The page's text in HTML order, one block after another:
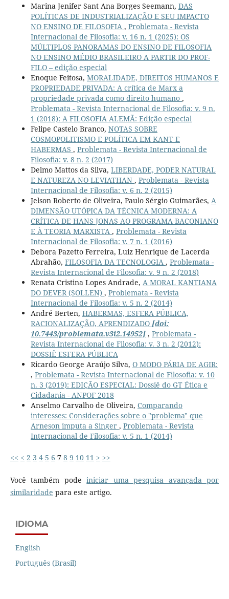
Marina Jenifer Sant Ana Borges Seemann, DAS
POLÍTICAS DE INDUSTRIALIZAÇÃO E SEU IMPACTO
NO ENSINO DE FILOSOFIA , Problemata - Revista
Internacional de Filosofia: v. 16 n. 1 (2025): OS
MÚLTIPLOS PANORAMAS DO ENSINO DE FILOSOFIA
NO ENSINO MÉDIO BRASILEIRO A PARTIR DO PROF-
FILO – edição especial
Enoque Feitosa, MORALIDADE, DIREITOS HUMANOS E
PROPRIEDADE PRIVADA: A crítica de Marx a
propriedade privada como direito humano ,
Problemata - Revista Internacional de Filosofia: v. 9 n.
1 (2018): A FILOSOFIA ALEMÃ: Edição especial
Felipe Castelo Branco, NOTAS SOBRE
COSMOPOLITISMO E POLÍTICA EM KANT E
HABERMAS , Problemata - Revista Internacional de
Filosofia: v. 8 n. 2 (2017)
Delmo Mattos da Silva, LIBERDADE, PODER NATURAL
E NATUREZA NO LEVIATHAN , Problemata - Revista
Internacional de Filosofia: v. 6 n. 2 (2015)
Jelson Roberto de Oliveira, Paulo Sérgio Guimarães, A
DIMENSÃO UTÓPICA DA TÉCNICA MODERNA: A
CRÍTICA DE HANS JONAS AO PROGRAMA BACONIANO
E À TEORIA MARXISTA , Problemata - Revista
Internacional de Filosofia: v. 7 n. 1 (2016)
Debora Pazetto Ferreira, Luiz Henrique de Lacerda
Abrahão, FILOSOFIA DA TECNOLOGIA , Problemata -
Revista Internacional de Filosofia: v. 9 n. 2 (2018)
Renata Cristina Lopes Andrade, A MORAL KANTIANA
DO DEVER (SOLLEN) , Problemata - Revista
Internacional de Filosofia: v. 5 n. 2 (2014)
André Berten, HABERMAS, ESFERA PÚBLICA,
RACIONALIZAÇÃO, APRENDIZADO [doi:
10.7443/problemata.v3i2.14952], Problemata -
Revista Internacional de Filosofia: v. 3 n. 2 (2012):
DOSSIÊ ESFERA PÚBLICA
Ricardo George Araújo Silva, O MODO PÁRIA DE AGIR:
, Problemata - Revista Internacional de Filosofia: v. 10
n. 3 (2019): EDIÇÃO ESPECIAL: Dossiê do GT Ética e
Cidadania - ANPOF 2018
Anselmo Carvalho de Oliveira, Comparando
interesses: Considerações sobre o "problema" que
Arneson imputa a Singer , Problemata - Revista
Internacional de Filosofia: v. 5 n. 1 (2014)
<< < 2 3 4 5 6 7 8 9 10 11 > >>
Você também podeiniciar uma pesquisa avançada por
similaridade para este artigo.
IDIOMA
English
Português (Brasil)